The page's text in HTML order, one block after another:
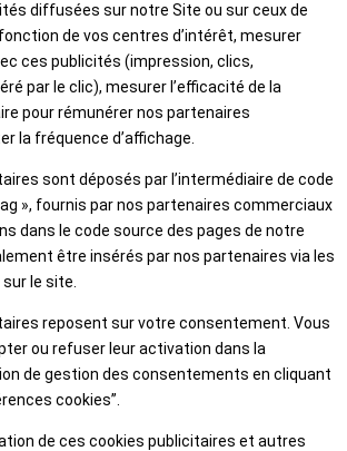
diffusées sur notre Site ou sur ceux de
de vos centres d’intérêt, mesurer
ces publicités (impression, clics,
par le clic), mesurer l’efficacité de la
pour rémunérer nos partenaires
la fréquence d’affichage.
sont déposés par l’intermédiaire de code
», fournis par nos partenaires commerciaux
dans le code source des pages de notre
être insérés par nos partenaires via les
le site.
reposent sur votre consentement. Vous
ou refuser leur activation dans la
de gestion des consentements en cliquant
cookies”.
de ces cookies publicitaires et autres